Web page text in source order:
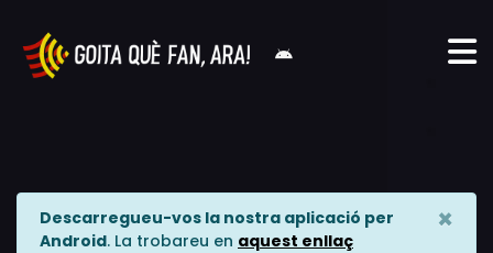
Descarregueu-vos la nostra aplicació per
Android. La trobareu en aquest enllaç
×